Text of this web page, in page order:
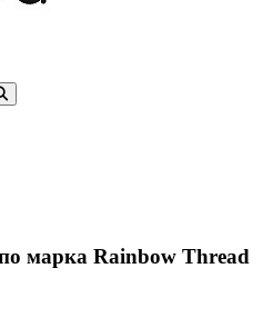
марка Rainbow Thread